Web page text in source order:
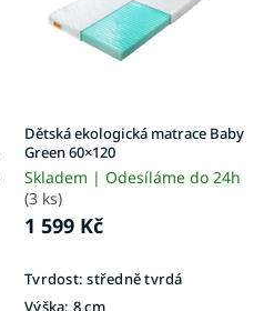
Dětská ekologická matrace Baby
Green 60×120
Skladem | Odesíláme do 24h
(3 ks)
1 599 Kč
Tvrdost: středně tvrdá
Výška: 8 cm